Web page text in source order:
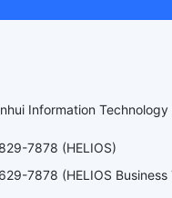
Information Technology
7878 (HELIOS)
7878 (HELIOS Business